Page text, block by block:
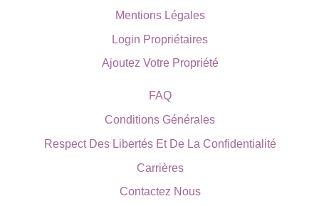
Mentions Légales
Login Propriétaires
Ajoutez Votre Propriété
FAQ
Conditions Générales
Respect Des Libertés Et De La Confidentialité
Carrières
Contactez Nous